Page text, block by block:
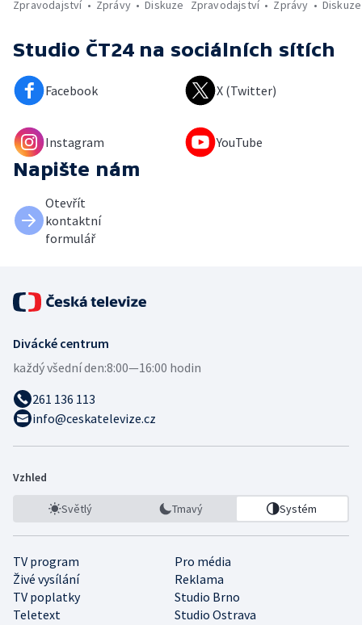
Zpravodajství
Zprávy Diskuze
Zpravodajství
Zprávy Diskuze
Studio ČT24 na sociálních sítích
Facebook X (Twitter)
Instagram YouTube
Napište nám
Otevřít
kontaktní
formulář
Divácké centrum
každý všední den:8:00—16:00 hodin
261 136 113
info@ceskatelevize.cz
Vzhled
Světlý Tmavý Systém
TV program
Pro média
Živé vysílání
Reklama
TV poplatky
Studio Brno
Teletext
Studio Ostrava